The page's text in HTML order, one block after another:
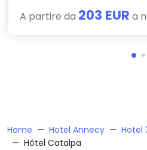
A partire da 203 EUR a
Home Hotel Annecy
Hotel
Hôtel Catalpa